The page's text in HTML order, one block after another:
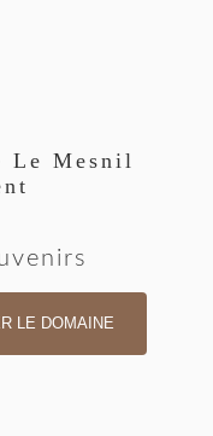
Le Mesnil
LE DOMAINE